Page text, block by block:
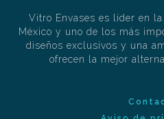
Vitro Envases es líder en
México y uno de los más
diseños exclusivos y una
ofrecen la mejor